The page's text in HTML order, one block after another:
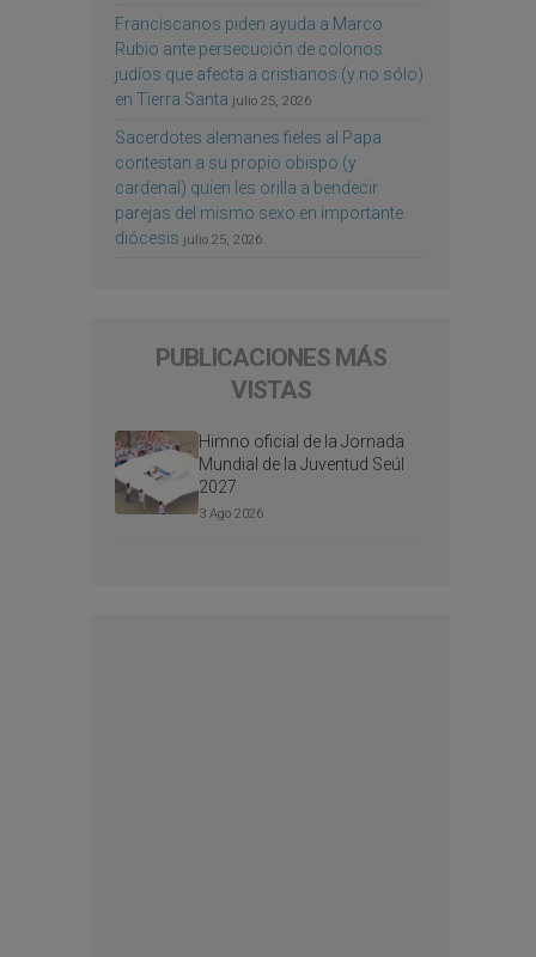
Franciscanos piden ayuda a Marco
Rubio ante persecución de colonos
judíos que afecta a cristianos (y no sólo)
en Tierra Santa julio 25, 2026
Sacerdotes alemanes fieles al Papa
contestan a su propio obispo (y
cardenal) quien les orilla a bendecir
parejas del mismo sexo en importante
diócesis julio 25, 2026
PUBLICACIONES MÁS
VISTAS
Himno oficial de la Jornada
Mundial de la Juventud Seúl
2027
3 Ago 2026